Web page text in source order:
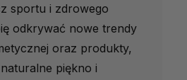
sportu i zdrowego
odkrywać nowe trendy
oraz produkty,
piękno i